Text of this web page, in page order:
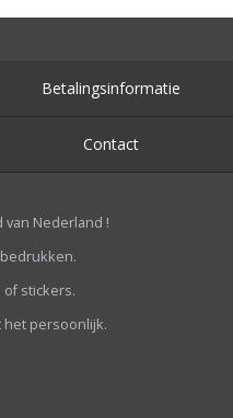
Betalingsinformatie
Contact
van Nederland !
of stickers.
het persoonlijk.